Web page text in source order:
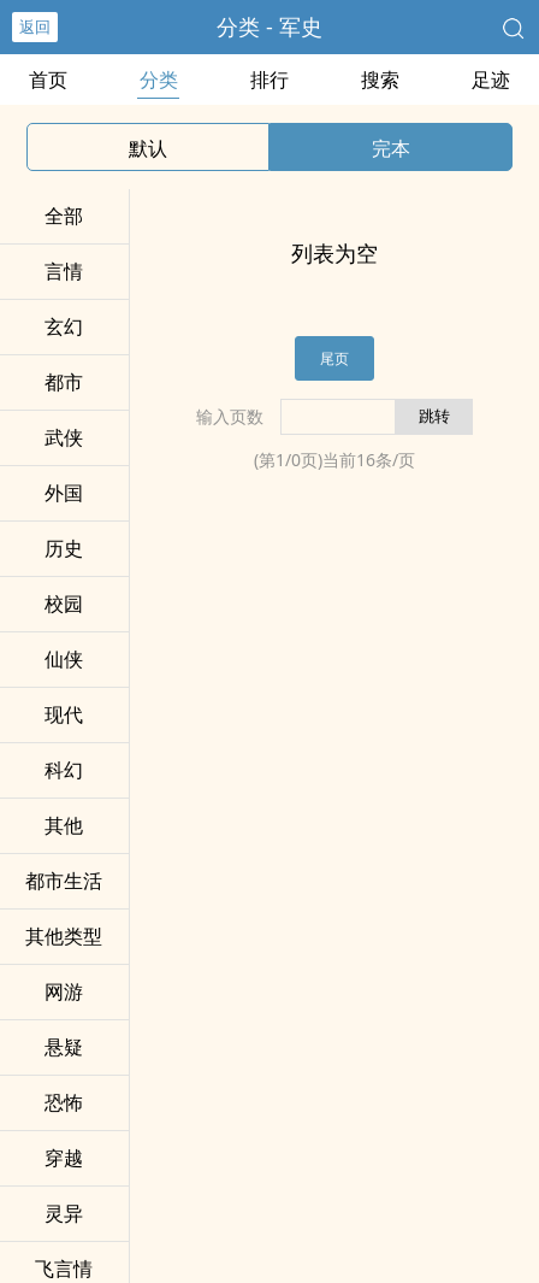
返回 分类 - 军史
首页 分类 排行 搜索 足迹
默认 完本
全部
言情
玄幻
都市
武侠
外国
历史
校园
仙侠
现代
科幻
其他
都市生活
其他类型
网游
悬疑
恐怖
穿越
灵异
飞言情
列表为空
尾页
输入页数
(第1/0页)当前16条/页